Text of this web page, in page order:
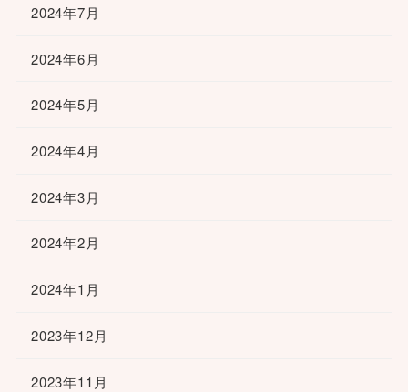
2024年7月
2024年6月
2024年5月
2024年4月
2024年3月
2024年2月
2024年1月
2023年12月
2023年11月